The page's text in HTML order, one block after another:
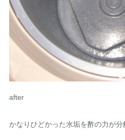
after
かなりひどかった水垢を酢の力が分